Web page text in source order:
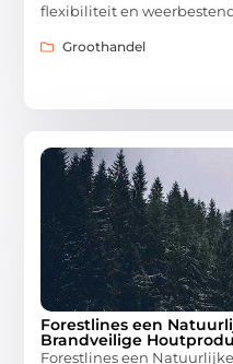
flexibiliteit en
Groothandel
Forestlines een
Brandveilige
Forestlines een